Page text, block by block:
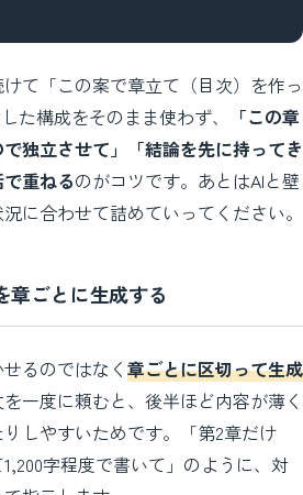
て「この案で章立て（目次）を作っ
た構成をそのまま使わず、
「この章
独立させて」「結論を先に持ってき
重ねるのがコツです。あとはAIと壁
に合わせて詰めていってください。
章ごとに生成する
るのではなく 章ごとに区切って生成
一度に頼むと、後半ほど内容が薄く
しやすいためです。「第2章だけ
字程度で書いて」のように、対